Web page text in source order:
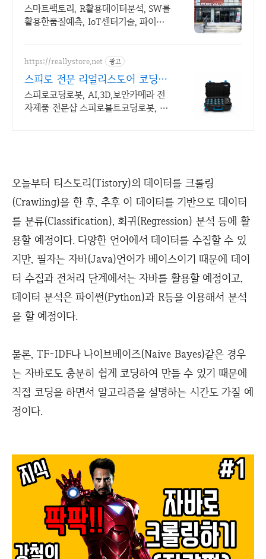
스마트팩토리, R활용데이터분석, SW를
활용한품질예측, IoT센터기술, 파이썬
https://reallystore.net 광고
스피로 전문 리얼리스토어 코딩교
육을 쉽고 재밌게
스피로코딩로봇, AI,3D,보안카메라 전
자제품 전문샵 스피로볼트코딩로봇, 스
오늘부터 티스토리(Tistory)의 데이터를 크롤링
(Crawling)을 한 후, 추후 이 데이터를 기반으로 데이터
를 분류(Classification), 회귀(Regression) 분석 등에 활
용할 예정이다. 다양한 언어에서 데이터를 수집할 수 있
지만, 필자는 자바(Java)언어가 베이스이기 때문에 데이
터 수집과 전처리 단계에서는 자바를 활용할 예정이고,
데이터 분석은 파이썬(Python)과 R등을 이용해서 분석
을 할 예정이다.
물론, TF-IDF나 나이브베이즈(Naive Bayes)같은 경우
는 자바로도 충분히 쉽게 코딩하여 만들 수 있기 때문에
직접 코딩을 하면서 알고리즘을 설명하는 시간도 가질 예
정이다.